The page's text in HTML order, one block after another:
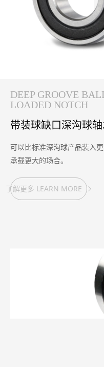
DEEP GROOVE
LOADED NOTCH
带装球缺口深沟球
可以比标准深沟球产品装入
承载更大的场合。
了解更多 LEARN MORE